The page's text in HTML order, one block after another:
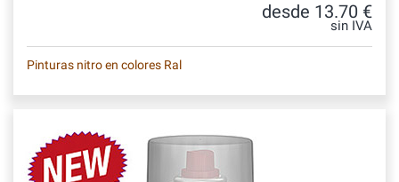
desde 13.70 €
sin IVA
Pinturas nitro en colores Ral